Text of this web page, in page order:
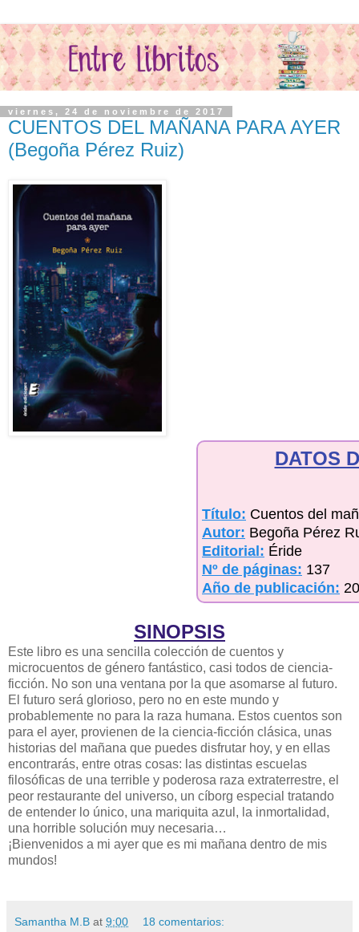
viernes, 24 de noviembre de 2017
CUENTOS DEL MAÑANA PARA AYER
(Begoña Pérez Ruiz)
DATOS
Título: Cuentos del
Autor: Begoña Pérez
Editorial: Éride
Nº de páginas: 137
Año de publicación:
SINOPSIS
Este libro es una sencilla colección de cuentos y
microcuentos de género fantástico, casi todos de ciencia-
ficción. No son una ventana por la que asomarse al futuro.
El futuro será glorioso, pero no en este mundo y
probablemente no para la raza humana. Estos cuentos son
para el ayer, provienen de la ciencia-ficción clásica, unas
historias del mañana que puedes disfrutar hoy, y en ellas
encontrarás, entre otras cosas: las distintas escuelas
filosóficas de una terrible y poderosa raza extraterrestre, el
peor restaurante del universo, un cíborg especial tratando
de entender lo único, una mariquita azul, la inmortalidad,
una horrible solución muy necesaria…
¡Bienvenidos a mi ayer que es mi mañana dentro de mis
mundos!
Samantha M.B at 9:00 18 comentarios: